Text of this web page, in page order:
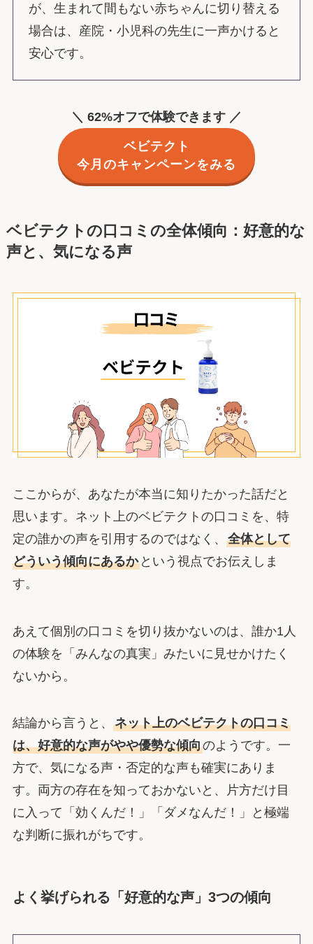
が、生まれて間もない赤ちゃんに切り替える
場合は、産院・小児科の先生に一声かけると
安心です。
＼ 62%オフで体験できます ／
ベビテクト
今月のキャンペーンをみる
ベビテクトの口コミの全体傾向：好意的な
声と、気になる声
ここからが、あなたが本当に知りたかった話だと
思います。ネット上のベビテクトの口コミを、特
定の誰かの声を引用するのではなく、 全体として
どういう傾向にあるかという視点でお伝えしま
す。
あえて個別の口コミを切り抜かないのは、誰か1人
の体験を「みんなの真実」みたいに見せかけたく
ないから。
結論から言うと、 ネット上のベビテクトの口コミ
は、好意的な声がやや優勢な傾向のようです。一
方で、気になる声・否定的な声も確実にありま
す。両方の存在を知っておかないと、片方だけ目
に入って「効くんだ！」「ダメなんだ！」と極端
な判断に振れがちです。
よく挙げられる「好意的な声」3つの傾向